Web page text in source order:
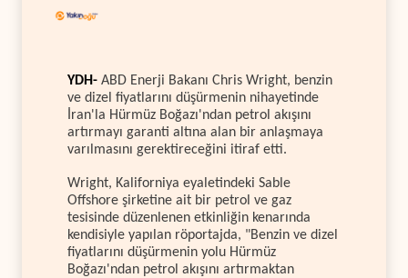
YDH- ABD Enerji Bakanı Chris Wright, benzin
ve dizel fiyatlarını düşürmenin nihayetinde
İran'la Hürmüz Boğazı'ndan petrol akışını
artırmayı garanti altına alan bir anlaşmaya
varılmasını gerektireceğini itiraf etti.
Wright, Kaliforniya eyaletindeki Sable
Offshore şirketine ait bir petrol ve gaz
tesisinde düzenlenen etkinliğin kenarında
kendisiyle yapılan röportajda, "Benzin ve dizel
fiyatlarını düşürmenin yolu Hürmüz
Boğazı'ndan petrol akışını artırmaktan